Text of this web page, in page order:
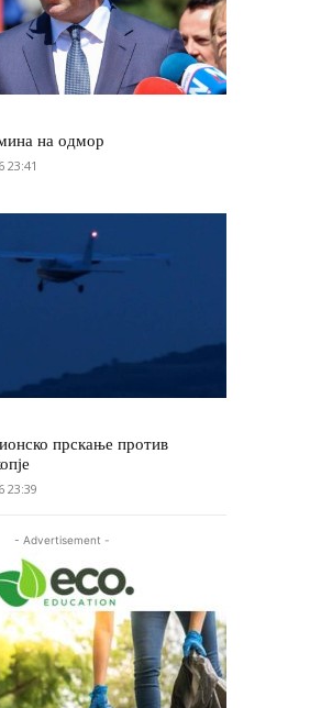
на одмор
23:41
прскање против
23:39
- Advertisement -